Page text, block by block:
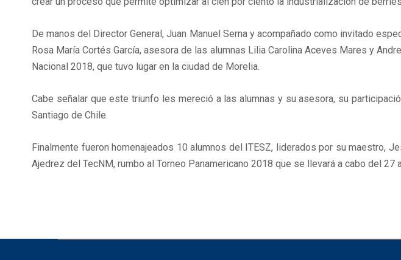
De manos del Director General, Juan Manuel Serna y acompañado como invitado
Rosa María Cortés García, asesora de las alumnas Lilia Carolina Aceves Mares y
Nacional 2018, que tuvo lugar en la ciudad de Morelia.
Cabe señalar que este triunfo les mereció a las alumnas y su asesora, su
Santiago de Chile.
Finalmente fueron homenajeados 10 alumnos del ITESZ, liderados por su maestro,
Ajedrez del TecNM, rumbo al Torneo Panamericano 2018 que se llevará a cabo del